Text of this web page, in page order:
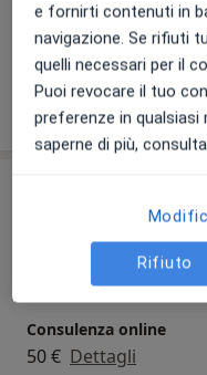
Visualizza galleria
Consulenza online
50 € Dettagli
e fornirti contenuti in
navigazione. Se rifiuti
quelli necessari per il
Puoi revocare il tuo
preferenze in
saperne di più,
Rifiuto